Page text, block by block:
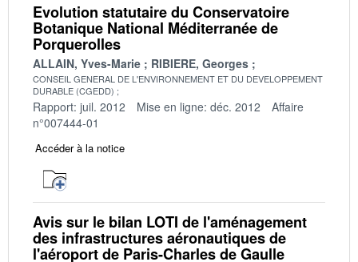
Evolution statutaire du Conservatoire
Botanique National Méditerranée de
Porquerolles
ALLAIN, Yves-Marie RIBIERE, Georges
CONSEIL GENERAL DE L'ENVIRONNEMENT ET DU DEVELOPPEMENT
DURABLE (CGEDD)
Rapport: juil. 2012 Mise en ligne: déc. 2012
Affaire
n°007444-01
Accéder à la notice
Avis sur le bilan LOTI de l'aménagement
des infrastructures aéronautiques de
l'aéroport de Paris-Charles de Gaulle